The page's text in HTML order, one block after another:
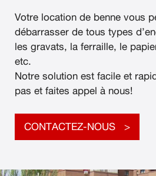
Votre location de benne vous
débarrasser de tous types
les gravats, la ferraille, le
etc.
Notre solution est facile et
pas et faites appel à nous!
CONTACTEZ-NOUS